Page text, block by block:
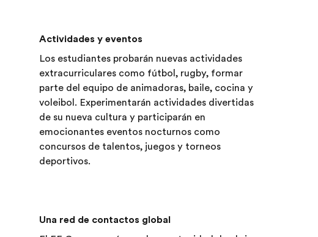
Actividades y eventos
Los estudiantes probarán nuevas actividades
extracurriculares como fútbol, rugby, formar
parte del equipo de animadoras, baile, cocina y
voleibol. Experimentarán actividades divertidas
de su nueva cultura y participarán en
emocionantes eventos nocturnos como
concursos de talentos, juegos y torneos
deportivos.
Una red de contactos global